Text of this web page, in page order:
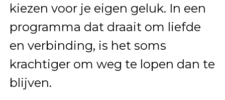
kiezen voor je eigen geluk. In een
programma dat draait om liefde
en verbinding, is het soms
krachtiger om weg te lopen dan te
blijven.